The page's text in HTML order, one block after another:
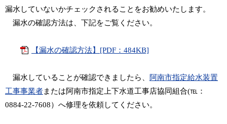
漏水していないかチェックされることをお勧めいたします。
漏水の確認方法は、下記をご覧ください。
【漏水の確認方法】[PDF：484KB]
漏水していることが確認できましたら、
阿南市指定給水装置
工事事業者または阿南市指定上下水道工事店協同組合(℡：
0884-22-7608）へ修理を依頼してください。